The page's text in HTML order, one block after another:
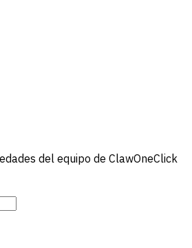
del equipo de ClawOneClick